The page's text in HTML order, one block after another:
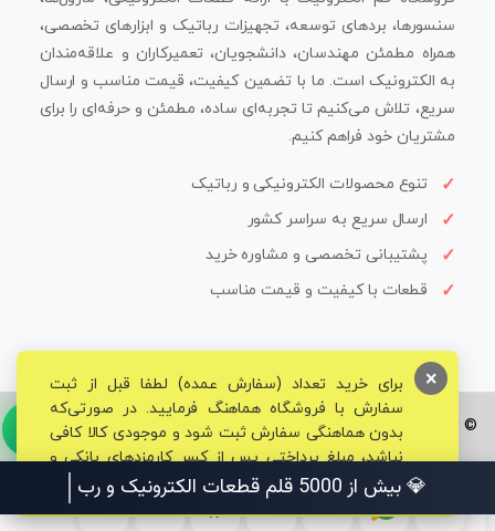
سنسورها، بردهای توسعه، تجهیزات رباتیک و ابزارهای تخصصی،
همراه مطمئن مهندسان، دانشجویان، تعمیرکاران و علاقه‌مندان
به الکترونیک است. ما با تضمین کیفیت، قیمت مناسب و ارسال
سریع، تلاش می‌کنیم تا تجربه‌ای ساده، مطمئن و حرفه‌ای را برای
مشتریان خود فراهم کنیم.
تنوع محصولات الکترونیکی و رباتیک
ارسال سریع به سراسر کشور
پشتیبانی تخصصی و مشاوره خرید
قطعات با کیفیت و قیمت مناسب
© تمامی حقوق برای فروشگاه تخصصی قم الکترونیک محفوظ می‌باشد.
برای خرید تعداد (سفارش عمده) لطفا قبل از ثبت
سفارش با فروشگاه هماهنگ فرمایید. در صورتی‌که
بدون هماهنگی سفارش ثبت شود و موجودی کالا کافی
نباشد، مبلغ پرداختی پس از کسر کارمزدهای بانکی و
مالیاتی به حساب شما بازگشت داده خواهد شد.
×
💎 بیش از 5000 قلم قطعات